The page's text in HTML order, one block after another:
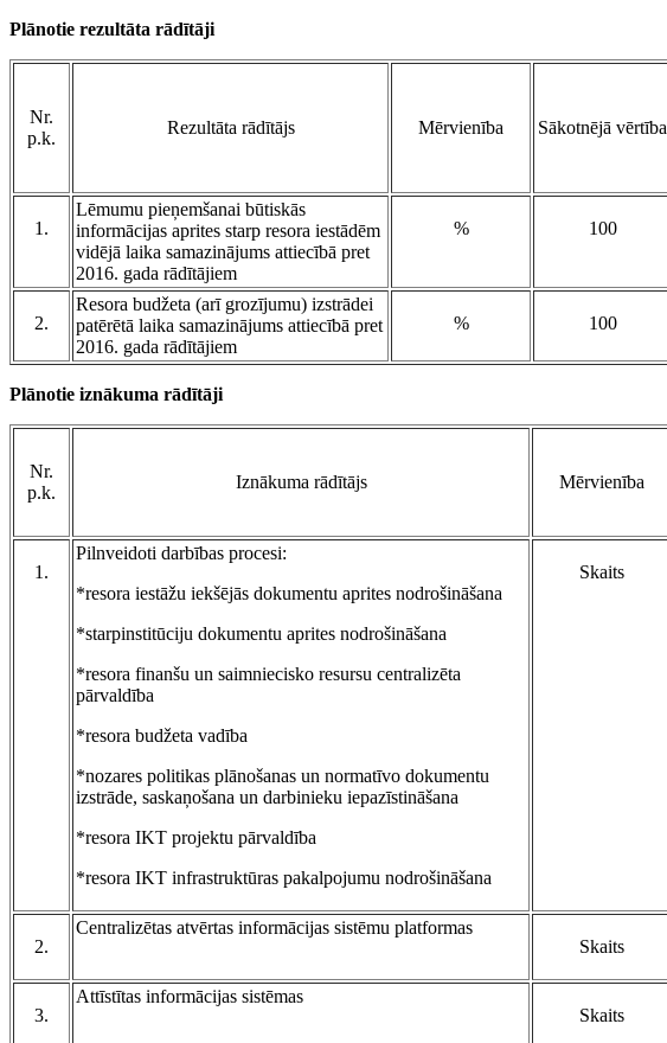
Plānotie rezultāta rādītāji
Nr.
p.k.
Rezultāta rādītājs Mērvienība Sākotnējā vērtība
1.
Lēmumu pieņemšanai būtiskās
informācijas aprites starp resora iestādēm
vidējā laika samazinājums attiecībā pret
2016. gada rādītājiem
% 100
2.
Resora budžeta (arī grozījumu) izstrādei
patērētā laika samazinājums attiecībā pret
2016. gada rādītājiem
% 100
Plānotie iznākuma rādītāji
Nr.
p.k.
Iznākuma rādītājs Mērvienība
1.
Pilnveidoti darbības procesi:
*resora iestāžu iekšējās dokumentu aprites nodrošināšana
*starpinstitūciju dokumentu aprites nodrošināšana
*resora finanšu un saimniecisko resursu centralizēta
pārvaldība
*resora budžeta vadība
*nozares politikas plānošanas un normatīvo dokumentu
izstrāde, saskaņošana un darbinieku iepazīstināšana
*resora IKT projektu pārvaldība
*resora IKT infrastruktūras pakalpojumu nodrošināšana
Skaits
2.
Centralizētas atvērtas informācijas sistēmu platformas
Skaits
3.
Attīstītas informācijas sistēmas
Skaits